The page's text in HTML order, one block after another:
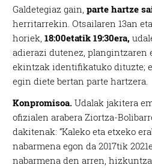
Galdetegiaz gain,parte hartze
herritarrekin. Otsailaren 13an
horiek,18:00etatik 19:30era,
adierazi dutenez, plangintzaren
ekintzak identifikatuko dituzte;
egin diete bertan parte hartzera.
Konpromisoa.Udalak jakitera
ofizialen arabera Ziortza-
dakitenak: “Kaleko eta etxeko
nabarmena egon da 2017tik
nabarmena den arren,